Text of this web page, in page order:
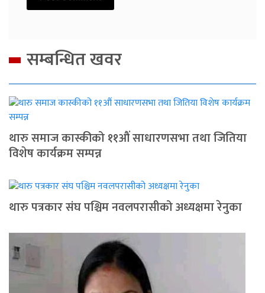
सम्बन्धित खवर
थारु समाज कास्कीको ११औं साधारणसभा तथा जितिया
विशेष कार्यक्रम सम्पन्न
थारु पत्रकार संघ पश्चिम नवलपरासीको अध्यक्षमा रेनुका